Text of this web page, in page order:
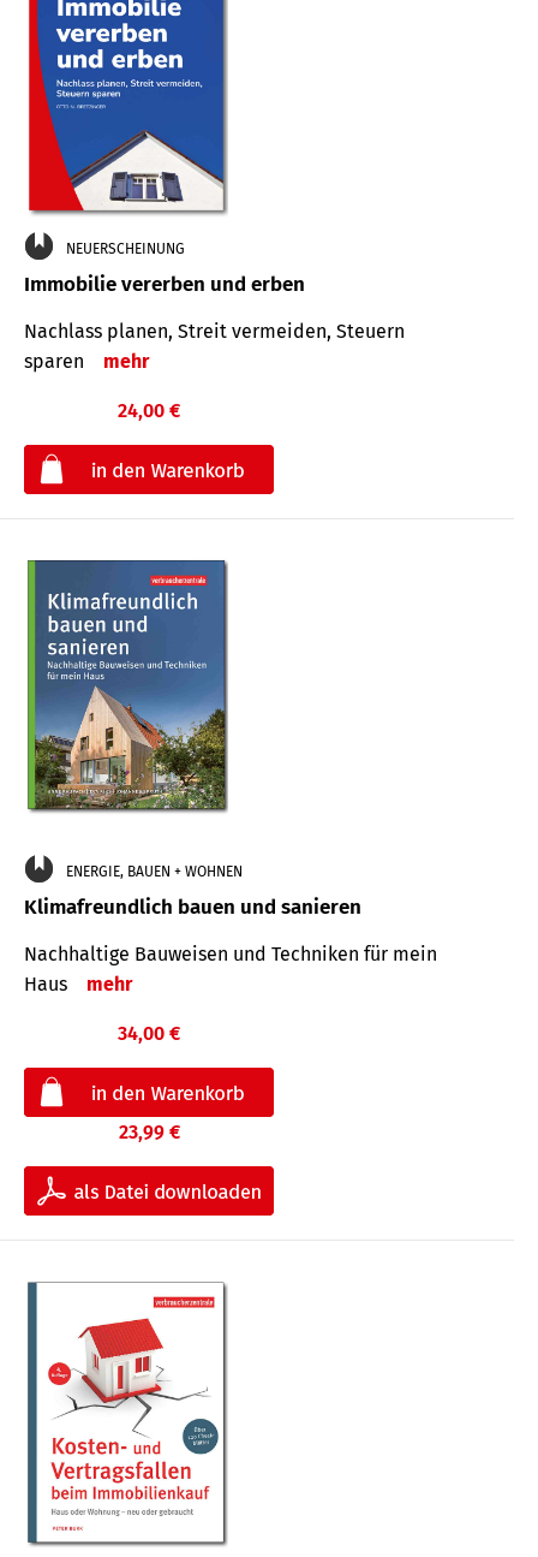
NEUERSCHEINUNG
Immobilie vererben und erben
Nachlass planen, Streit vermeiden, Steuern
sparen
mehr
24,00 €
ENERGIE, BAUEN + WOHNEN
Klimafreundlich bauen und sanieren
Nachhaltige Bauweisen und Techniken für mein
Haus
mehr
34,00 €
23,99 €